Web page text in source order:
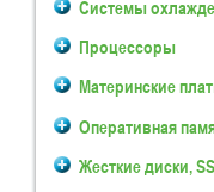
Системы
Процессоры
Материнские
Оперативная
Жесткие диски,